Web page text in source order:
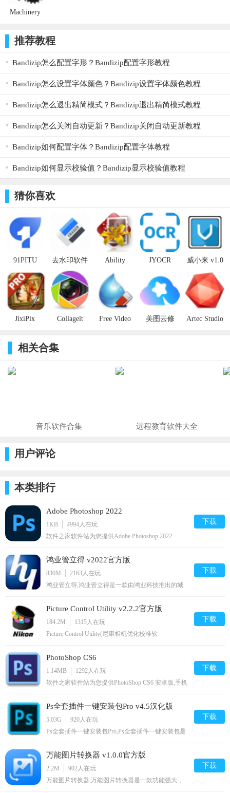
使用方法
1、选择功能：打开软件后选择万能格式转换功能点击打
可批量选择需要修改的格式
3、点击保存：设置完成后点击右下角的导出按键,等待转
Machinery
HDR编辑软
件)下载
v3.0.95免费
推荐教程
Bandizip怎么配置字形？Bandizip配置字形教程
Bandizip怎么设置字体颜色？Bandizip设置字体颜色教程
Bandizip怎么退出精简模式？Bandizip退出精简模式教程
Bandizip怎么关闭自动更新？Bandizip关闭自动更新教程
Bandizip如何配置字体？Bandizip配置字体教程
Bandizip如何显示校验值？Bandizip显示校验值教程
猜你喜欢
91PITU
v1.4.4.0官方
版
去水印软件
v1.0.1官方
版
Ability
JYOCR
威小来 v1.0
官方版
JixiPix
滤镜优化软
Collagelt
Free Video
官方版
美图云修
Artec Studio
相关合集
音乐软件合集 远程教育软件大全
用户评论
本类排行
Adobe Photoshop 2022
1KB 4994人在玩
软件之家软件站为您提供Adobe Photoshop 2022
电脑端一键安装功能!
下载
鸿业管立得 v2022官方版
830M 2163人在玩
鸿业管立得,鸿业管立得是一款由鸿业科技推出的城
工图。可以帮助您对各种纵断面图、给水节点详图进
行详细的设计,您可以免费下载。
下载
Picture Control Utility v2.2.2官方版
184.2M 1315人在玩
Picture Control Utility(尼康相机优化校准软
案，支持尼康全系列像机，能够给你带来更好的成相
效果,您可以免费下载。
下载
PhotoShop CS6
1.14MB 1292人在玩
软件之家软件站为您提供PhotoShop CS6 安卓版,手机
下载
Ps全套插件一键安装包Pro v4.5汉化版
5.03G 920人在玩
Ps全套插件一键安装包Pro,Ps全套插件一键安装包是
件到自己的PS中，总有一款你需要的，有需要的可
以下载使用,您可以免费下载。
下载
万能图片转换器 v1.0.0官方版
2.2M 902人在玩
万能图片转换器,万能图片转换器是一款功能强大，
下载